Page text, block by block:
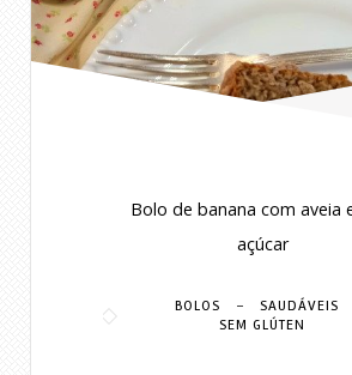
Bolo de banana com aveia
açúcar
BOLOS - SAUDÁVEIS
SEM GLÚTEN